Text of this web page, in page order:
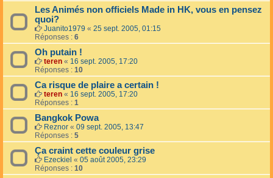
Les Animés non officiels Made in HK, vous en pensez
quoi?
Juanito1979 « 25 sept. 2005, 01:15
Réponses : 6
Oh putain !
teren « 16 sept. 2005, 17:20
Réponses : 10
Ca risque de plaire a certain !
teren « 16 sept. 2005, 17:20
Réponses : 1
Bangkok Powa
Reznor « 09 sept. 2005, 13:47
Réponses : 5
Ça craint cette couleur grise
Ezeckiel « 05 août 2005, 23:29
Réponses : 10